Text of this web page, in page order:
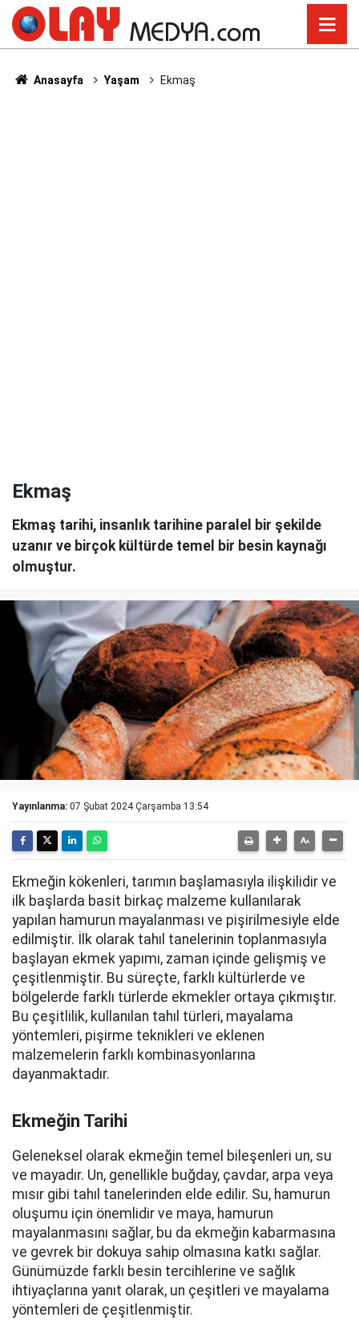
Anasayfa Yaşam Ekmaş
Ekmaş
Ekmaş tarihi, insanlık tarihine paralel bir şekilde
uzanır ve birçok kültürde temel bir besin kaynağı
olmuştur.
Yayınlanma: 07 Şubat 2024 Çarşamba 13:54
Ekmeğin kökenleri, tarımın başlamasıyla ilişkilidir ve
ilk başlarda basit birkaç malzeme kullanılarak
yapılan hamurun mayalanması ve pişirilmesiyle elde
edilmiştir. İlk olarak tahıl tanelerinin toplanmasıyla
başlayan ekmek yapımı, zaman içinde gelişmiş ve
çeşitlenmiştir. Bu süreçte, farklı kültürlerde ve
bölgelerde farklı türlerde ekmekler ortaya çıkmıştır.
Bu çeşitlilik, kullanılan tahıl türleri, mayalama
yöntemleri, pişirme teknikleri ve eklenen
malzemelerin farklı kombinasyonlarına
dayanmaktadır.
Ekmeğin Tarihi
Geleneksel olarak ekmeğin temel bileşenleri un, su
ve mayadır. Un, genellikle buğday, çavdar, arpa veya
mısır gibi tahıl tanelerinden elde edilir. Su, hamurun
oluşumu için önemlidir ve maya, hamurun
mayalanmasını sağlar, bu da ekmeğin kabarmasına
ve gevrek bir dokuya sahip olmasına katkı sağlar.
Günümüzde farklı besin tercihlerine ve sağlık
ihtiyaçlarına yanıt olarak, un çeşitleri ve mayalama
yöntemleri de çeşitlenmiştir.